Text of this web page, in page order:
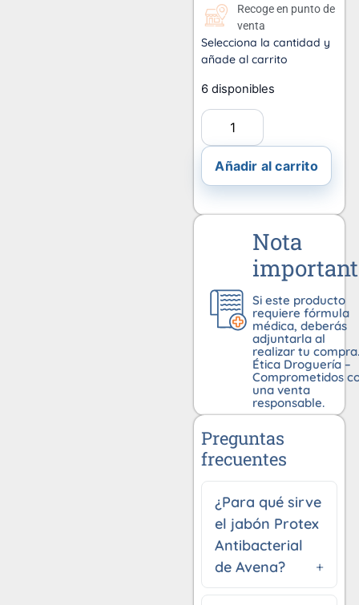
Recoge en punto de
venta
Selecciona la cantidad y
añade al carrito
6 disponibles
Añadir al carrito
Nota
Si este producto
requiere fórmula
médica, deberás
adjuntarla al
realizar tu compra.
Ética Droguería –
Comprometidos
una venta
responsable.
Preguntas
frecuentes
¿Para qué sirve
el jabón Protex
Antibacterial
de Avena?